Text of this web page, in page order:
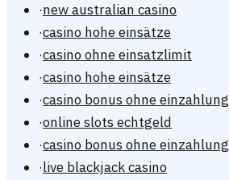
·new australian casino
·casino hohe einsätze
·casino ohne einsatzlimit
·casino hohe einsätze
·casino bonus ohne einzahlung
·online slots echtgeld
·casino bonus ohne einzahlung
·live blackjack casino